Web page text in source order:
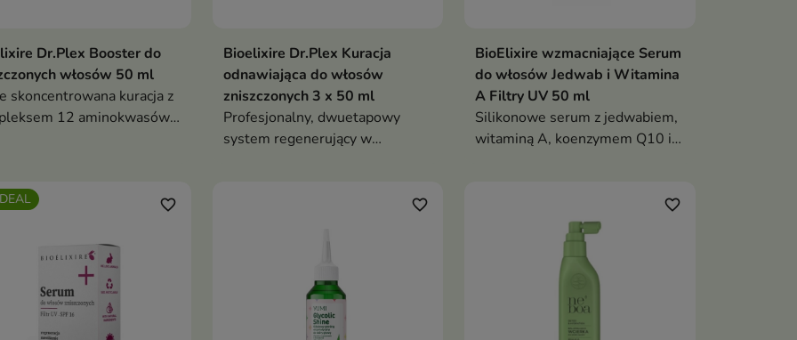
Dr.Plex Booster do
włosów 50 ml
skoncentrowana kuracja z
12 aminokwasów,
wypadanie
Bioelixire Dr.Plex Kuracja
odnawiająca do włosów
zniszczonych 3 x 50 ml
Profesjonalny, dwuetapowy
system regenerujący w
BioElixire wzmacniające Serum
do włosów Jedwab i Witamina
A Filtry UV 50 ml
Silikonowe serum z jedwabiem,
witaminą A, koenzymem Q10 i
nabłyszczające serum ochronne.
Regeneruje, zabezpiecza włosy
przed czynnikami zewnętrznymi i
zapobiega ich przesuszeniu
favorite_border favorite_border favorite_border